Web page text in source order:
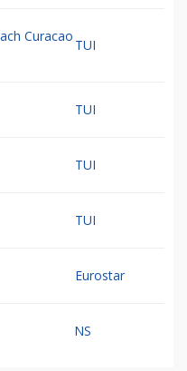
Curacao
TUI
TUI
TUI
TUI
Eurostar
NS